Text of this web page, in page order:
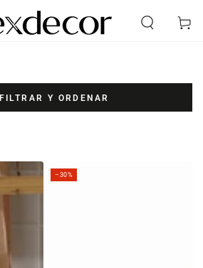
Carrito
FILTRAR Y ORDENAR
–30%